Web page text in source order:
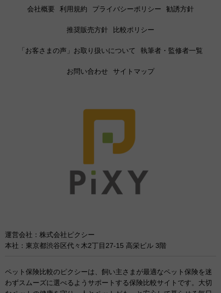
会社概要 利用規約 プライバシーポリシー 勧誘方針
推奨販売方針 比較ポリシー
「お客さまの声」お取り扱いについて 執筆者・監修者一覧
お問い合わせ サイトマップ
運営会社：株式会社ピクシー
本社：東京都渋谷区代々木2丁目27-15 高栄ビル 3階
ペット保険比較のピクシーは、飼い主さまが最適なペット保険を迷
わずスムーズに選べるようサポートする保険比較サイトです。大切